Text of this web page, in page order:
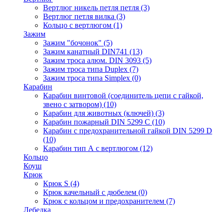
Вертлюг никель петля петля (3)
Вертлюг петля вилка (3)
Кольцо с вертлюгом (1)
Зажим
Зажим "бочонок" (5)
Зажим канатный DIN741 (13)
Зажим троса алюм. DIN 3093 (5)
Зажим троса типа Duplex (7)
Зажим троса типа Simplex (0)
Карабин
Карабин винтовой (соединитель цепи с гайкой,
звено с затвором) (10)
Карабин для животных (ключей) (3)
Карабин пожарный DIN 5299 C (10)
Карабин с предохранительной гайкой DIN 5299 D
(10)
Карабин тип А с вертлюгом (12)
Кольцо
Коуш
Крюк
Крюк S (4)
Крюк качельный с дюбелем (0)
Крюк с кольцом и предохранителем (7)
Лебедка